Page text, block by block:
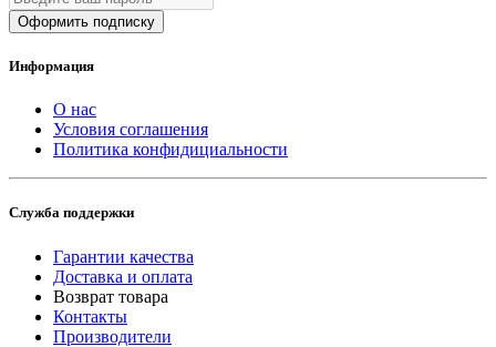
Оформить подписку
Информация
О нас
Условия соглашения
Политика конфидициальности
Служба поддержки
Гарантии качества
Доставка и оплата
Возврат товара
Контакты
Производители